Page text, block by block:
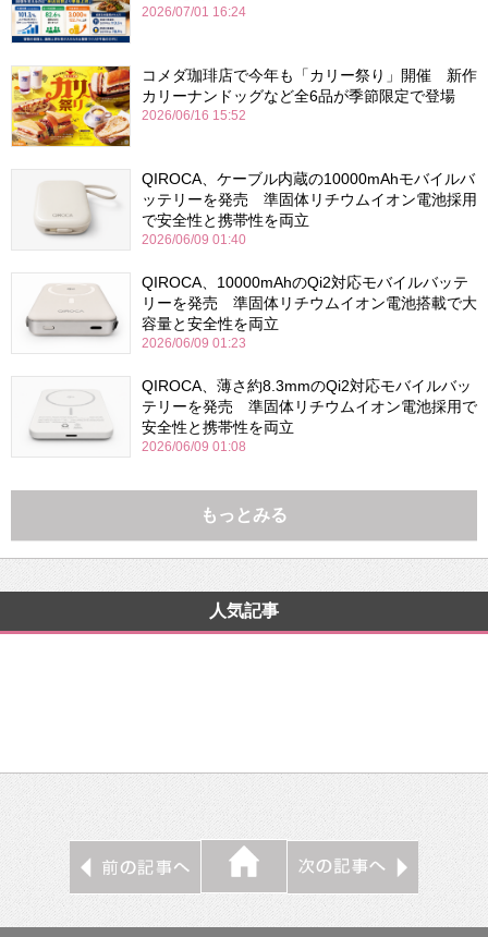
2026/07/01 16:24
コメダ珈琲店で今年も「カリー祭り」開催 新作
カリーナンドッグなど全6品が季節限定で登場
2026/06/16 15:52
QIROCA、ケーブル内蔵の10000mAhモバイルバ
ッテリーを発売 準固体リチウムイオン電池採用
で安全性と携帯性を両立
2026/06/09 01:40
QIROCA、10000mAhのQi2対応モバイルバッテ
リーを発売 準固体リチウムイオン電池搭載で大
容量と安全性を両立
2026/06/09 01:23
QIROCA、薄さ約8.3mmのQi2対応モバイルバッ
テリーを発売 準固体リチウムイオン電池採用で
安全性と携帯性を両立
2026/06/09 01:08
もっとみる
人気記事